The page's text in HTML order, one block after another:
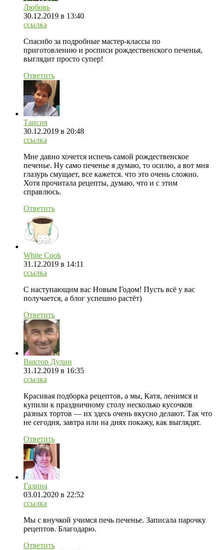
Любовь
30.12.2019 в 13:40
ссылка
Спасибо за подробные мастер-классы по
приготовлению и росписи рождественского печенья,
выглядит просто супер!
Ответить
Таисия
30.12.2019 в 20:48
ссылка
Мне давно хочется испечь самой рождественское
печенье. Ну само печенье я думаю, то осилю, а вот мня
глазурь смущает, все кажется. что это очень сложно.
Хотя прочитала рецепты, думаю, что и с этим
справлюсь.
Ответить
White Cook
31.12.2019 в 14:11
ссылка
С наступающим вас Новым Годом! Пусть всё у вас
получается, а блог успешно растёт)
Ответить
Виктор Дулин
31.12.2019 в 16:35
ссылка
Красивая подборка рецептов, а мы, Катя, ленимся и
купили к праздничному столу несколько кусочков
разных тортов — их здесь очень вкусно делают. Так что
не сегодня, завтра или на днях покажу, как выглядят.
Ответить
Галина
03.01.2020 в 22:52
ссылка
Мы с внучкой учимся печь печенье. Записала парочку
рецептов. Благодарю.
Ответить